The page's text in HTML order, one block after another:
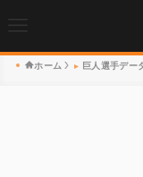
ホーム 巨人選手デー